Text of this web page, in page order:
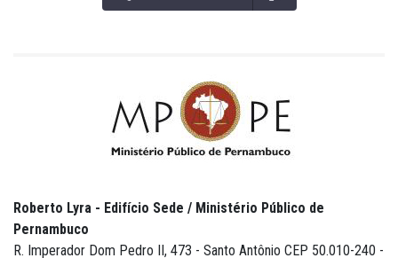
Roberto Lyra - Edifício Sede / Ministério Público de
Pernambuco
R. Imperador Dom Pedro II, 473 - Santo Antônio CEP 50.010-240 -